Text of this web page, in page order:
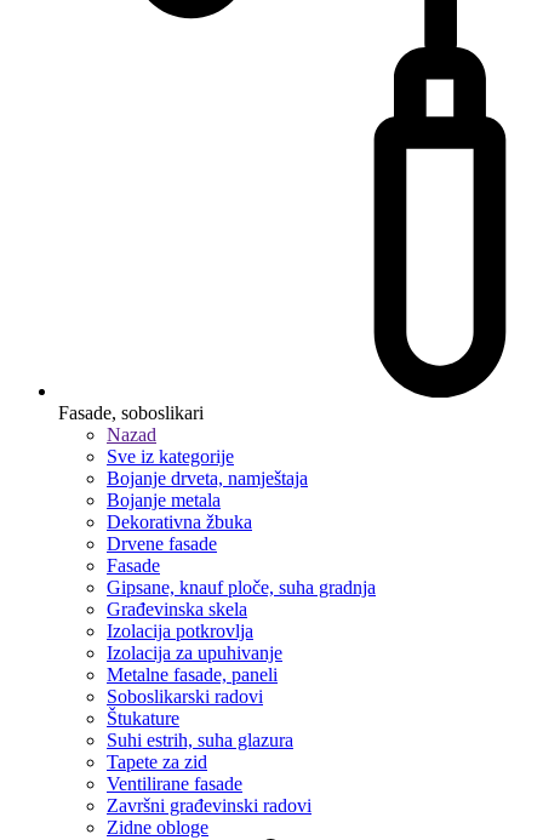
Fasade, soboslikari
Nazad
Sve iz kategorije
Bojanje drveta, namještaja
Bojanje metala
Dekorativna žbuka
Drvene fasade
Fasade
Gipsane, knauf ploče, suha gradnja
Građevinska skela
Izolacija potkrovlja
Izolacija za upuhivanje
Metalne fasade, paneli
Soboslikarski radovi
Štukature
Suhi estrih, suha glazura
Tapete za zid
Ventilirane fasade
Završni građevinski radovi
Zidne obloge